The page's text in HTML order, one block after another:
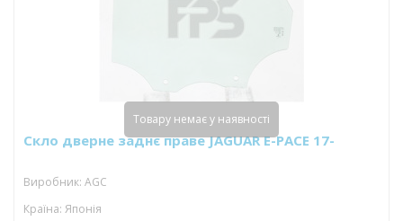
Скло дверне заднє праве JAGUAR E-PACE 17-
Виробник: AGC
Країна: Японія
Товару немає у наявності